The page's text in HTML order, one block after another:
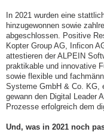
In 2021 wurden eine
hinzugewonnen sowie
abgeschlossen. Positive
Kopter Group AG, Inficon
attestieren der ALPEIN
praktikable und innovative
sowie flexible und
Systeme GmbH & Co. KG,
gewann den Digital Leader
Prozesse erfolgreich dem
Und, was in 2021 noch